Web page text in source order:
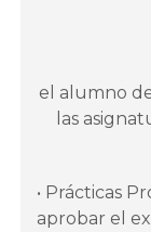
el alumno
las
• Prácticas
aprobar el